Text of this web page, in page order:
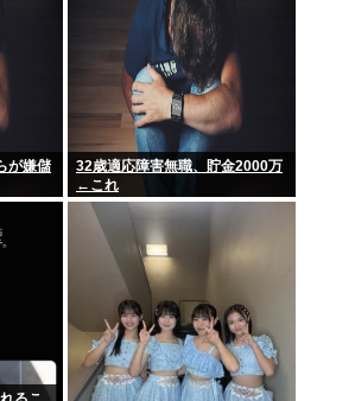
になるの？
が嫌儲
32歳適応障害無職、貯金2000万
←これ